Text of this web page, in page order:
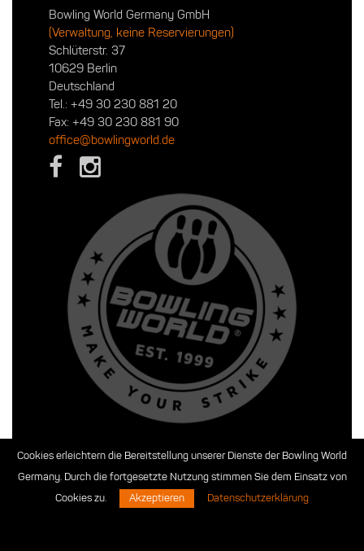
Bowling World Germany GmbH
(Verwaltung, keine Reservierungen)
Schlüterstr. 37
10629 Berlin
Deutschland
Tel.: +49 30 230 881 20
Fax: +49 30 230 881 90
office@bowlingworld.de
Cookies erleichtern die Bereitstellung unserer Dienste der Bowling World
Germany. Durch die fortgesetzte Nutzung stimmen Sie dem Einsatz von
Cookies zu.
Akzeptieren Datenschutzerklärung